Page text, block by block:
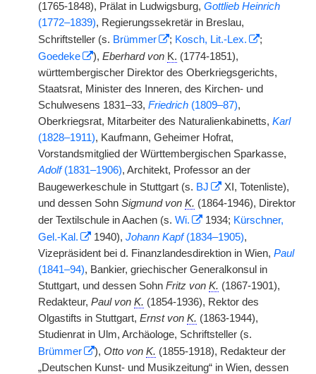
(1765-1848), Prälat in Ludwigsburg, Gottlieb Heinrich
(1772–1839), Regierungssekretär in Breslau,
Schriftsteller (s. Brümmer ; Kosch, Lit.-Lex.
;
Goedeke
), Eberhard von K. (1774-1851),
württembergischer Direktor des Oberkriegsgerichts,
Staatsrat, Minister des Inneren, des Kirchen- und
Schulwesens 1831–33, Friedrich (1809–87),
Oberkriegsrat, Mitarbeiter des Naturalienkabinetts, Karl
(1828–1911), Kaufmann, Geheimer Hofrat,
Vorstandsmitglied der Württembergischen Sparkasse,
Adolf(1831–1906), Architekt, Professor an der
Baugewerkeschule in Stuttgart (s. BJ
XI, Totenliste),
und dessen Sohn Sigmund von K. (1864-1946), Direktor
der Textilschule in Aachen (s. Wi. 1934; Kürschner,
Gel.-Kal.
1940), Johann Kapf(1834–1905),
Vizepräsident bei d. Finanzlandesdirektion in Wien, Paul
(1841–94), Bankier, griechischer Generalkonsul in
Stuttgart, und dessen Sohn Fritz von K. (1867-1901),
Redakteur, Paul von K. (1854-1936), Rektor des
Olgastifts in Stuttgart, Ernst von K. (1863-1944),
Studienrat in Ulm, Archäologe, Schriftsteller (s.
Brümmer
), Otto von K. (1855-1918), Redakteur der
„Deutschen Kunst- und Musikzeitung“ in Wien, dessen